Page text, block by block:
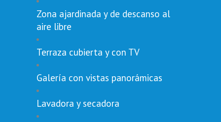
Zona ajardinada y de descanso al
aire libre
Terraza cubierta y con TV
Galería con vistas panorámicas
Lavadora y secadora